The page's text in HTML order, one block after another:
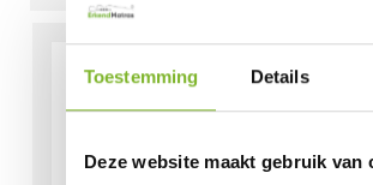
Toestemming Details
Deze website maakt gebruik van